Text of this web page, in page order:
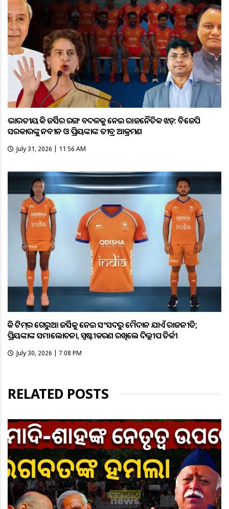
ଭାରତୀୟ ହକି ଜର୍ସିର ରଙ୍ଗ ବଦଳକୁ ନେଇ ରାଜନୈତିକ ଝଡ଼: ବିଜେପି
ସରକାରଙ୍କୁ ନବୀନ ଓ ପ୍ରିୟଙ୍କାଙ୍କ ତୀବ୍ର ଆକ୍ରମଣ
July 31, 2026 | 11:56 AM
ହକି ଟିମ୍‌ର ଗେରୁଆ ଜର୍ସିକୁ ନେଇ ସଂସଦରୁ ମୈଦାନ ଯାଏଁ ରାଜନୀତି;
ପ୍ରିୟଙ୍କାଙ୍କ ସମାଲୋଚନା, ସ୍ପଷ୍ଟୀକରଣ ରଖିଲେ ଦିଲ୍ଲୀପ ତିର୍କୀ
July 30, 2026 | 7:08 PM
RELATED POSTS